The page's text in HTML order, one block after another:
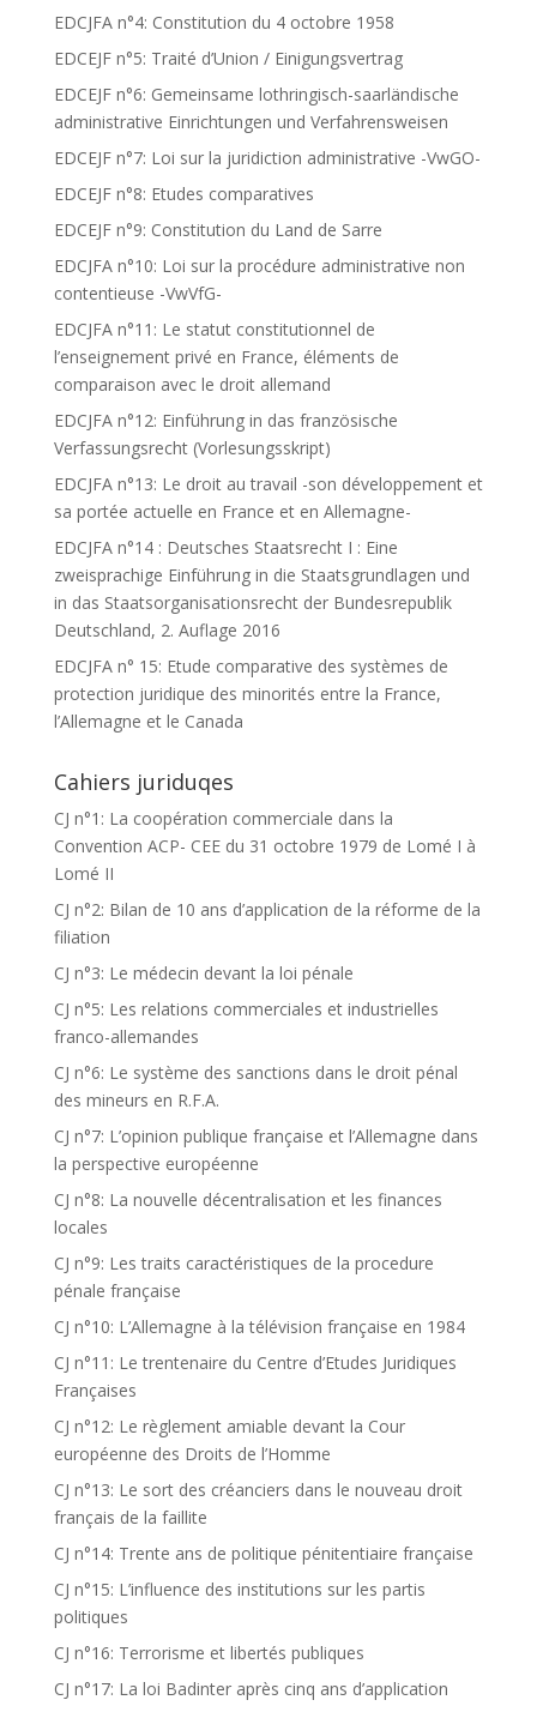
EDCJFA n°4: Constitution du 4 octobre 1958
EDCEJF n°5: Traité d’Union / Einigungsvertrag
EDCEJF n°6: Gemeinsame lothringisch-saarländische
administrative Einrichtungen und Verfahrensweisen
EDCEJF n°7: Loi sur la juridiction administrative -VwGO-
EDCEJF n°8: Etudes comparatives
EDCEJF n°9: Constitution du Land de Sarre
EDCJFA n°10: Loi sur la procédure administrative non
contentieuse -VwVfG-
EDCJFA n°11: Le statut constitutionnel de
l’enseignement privé en France, éléments de
comparaison avec le droit allemand
EDCJFA n°12: Einführung in das französische
Verfassungsrecht (Vorlesungsskript)
EDCJFA n°13: Le droit au travail -son développement et
sa portée actuelle en France et en Allemagne-
EDCJFA n°14 : Deutsches Staatsrecht I : Eine
zweisprachige Einführung in die Staatsgrundlagen und
in das Staatsorganisationsrecht der Bundesrepublik
Deutschland, 2. Auflage 2016
EDCJFA n° 15: Etude comparative des systèmes de
protection juridique des minorités entre la France,
l’Allemagne et le Canada
Cahiers juriduqes
CJ n°1: La coopération commerciale dans la
Convention ACP- CEE du 31 octobre 1979 de Lomé I à
Lomé II
CJ n°2: Bilan de 10 ans d’application de la réforme de la
filiation
CJ n°3: Le médecin devant la loi pénale
CJ n°5: Les relations commerciales et industrielles
franco-allemandes
CJ n°6: Le système des sanctions dans le droit pénal
des mineurs en R.F.A.
CJ n°7: L’opinion publique française et l’Allemagne dans
la perspective européenne
CJ n°8: La nouvelle décentralisation et les finances
locales
CJ n°9: Les traits caractéristiques de la procedure
pénale française
CJ n°10: L’Allemagne à la télévision française en 1984
CJ n°11: Le trentenaire du Centre d’Etudes Juridiques
Françaises
CJ n°12: Le règlement amiable devant la Cour
européenne des Droits de l’Homme
CJ n°13: Le sort des créanciers dans le nouveau droit
français de la faillite
CJ n°14: Trente ans de politique pénitentiaire française
CJ n°15: L’influence des institutions sur les partis
politiques
CJ n°16: Terrorisme et libertés publiques
CJ n°17: La loi Badinter après cinq ans d’application